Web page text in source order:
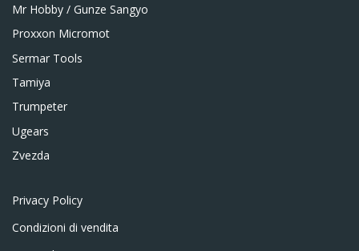
Mr Hobby / Gunze Sangyo
Proxxon Micromot
Sermar Tools
Tamiya
Trumpeter
Ugears
Zvezda
Privacy Policy
Condizioni di vendita